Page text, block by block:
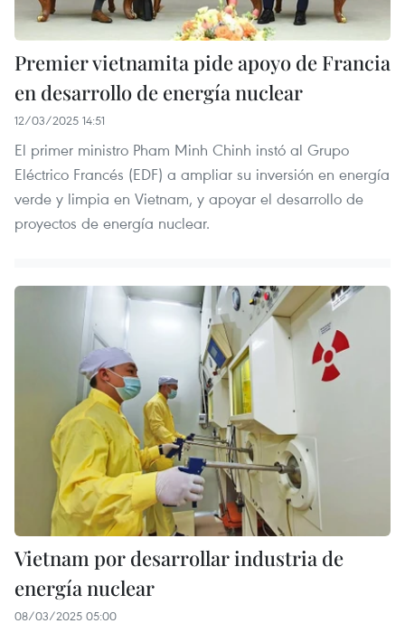
Premier vietnamita pide apoyo de Francia
en desarrollo de energía nuclear
12/03/2025 14:51
El primer ministro Pham Minh Chinh instó al Grupo
Eléctrico Francés (EDF) a ampliar su inversión en energía
verde y limpia en Vietnam, y apoyar el desarrollo de
proyectos de energía nuclear.
Vietnam por desarrollar industria de
energía nuclear
08/03/2025 05:00